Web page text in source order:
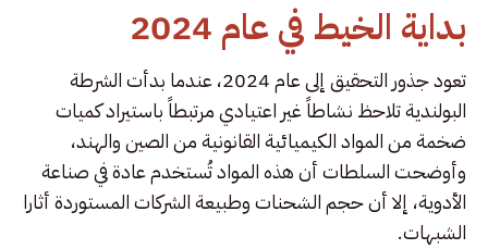
بداية الخيط في عام 2024
تعود جذور التحقيق إلى عام 2024، عندما بدأت الشرطة
البولندية تلاحظ نشاطاً غير اعتيادي مرتبطاً باستيراد كميات
ضخمة من المواد الكيميائية القانونية من الصين والهند،
وأوضحت السلطات أن هذه المواد تُستخدم عادة في صناعة
الأدوية، إلا أن حجم الشحنات وطبيعة الشركات المستوردة أثارا
الشبهات.